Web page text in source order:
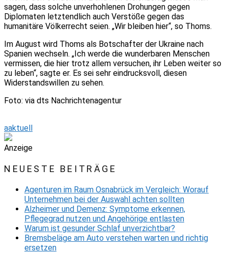
sagen, dass solche unverhohlenen Drohungen gegen
Diplomaten letztendlich auch Verstöße gegen das
humanitäre Völkerrecht seien. „Wir bleiben hier“, so Thoms.
Im August wird Thoms als Botschafter der Ukraine nach
Spanien wechseln. „Ich werde die wunderbaren Menschen
vermissen, die hier trotz allem versuchen, ihr Leben weiter so
zu leben“, sagte er. Es sei sehr eindrucksvoll, diesen
Widerstandswillen zu sehen.
Foto: via dts Nachrichtenagentur
aaktuell
Anzeige
NEUESTE BEITRÄGE
Agenturen im Raum Osnabrück im Vergleich: Worauf
Unternehmen bei der Auswahl achten sollten
Alzheimer und Demenz: Symptome erkennen,
Pflegegrad nutzen und Angehörige entlasten
Warum ist gesunder Schlaf unverzichtbar?
Bremsbeläge am Auto verstehen warten und richtig
ersetzen